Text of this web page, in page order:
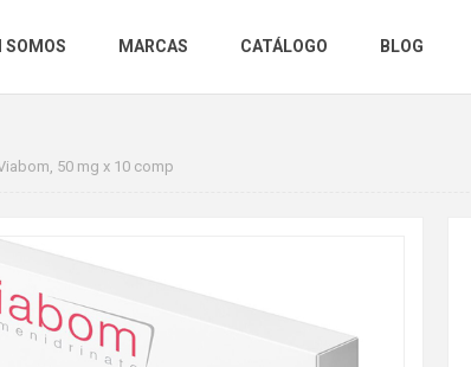
SOMOS MARCAS CATÁLOGO BLOG
50 mg x 10 comp